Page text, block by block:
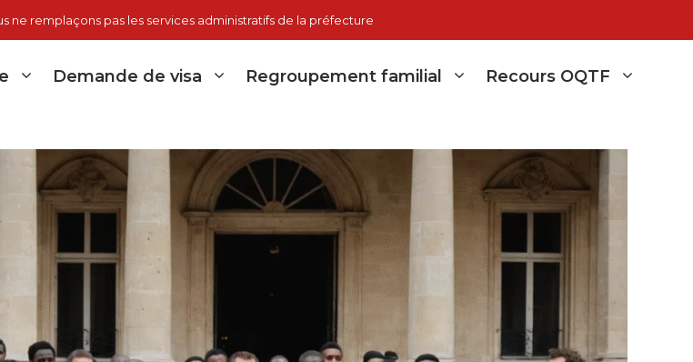
ne remplaçons pas les services administratifs de la préfecture
Demande de visa Regroupement familial
Recours OQTF